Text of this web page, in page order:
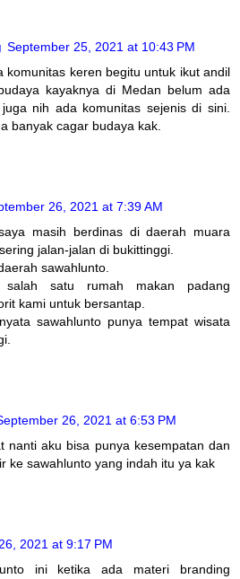
September 25, 2021 at 10:43 PM
komunitas keren begitu untuk ikut andil
kayaknya di Medan belum ada
nih ada komunitas sejenis di sini.
banyak cagar budaya kak.
26, 2021 at 7:39 AM
masih berdinas di daerah muara
jalan-jalan di bukittinggi.
sawahlunto.
satu rumah makan padang
kami untuk bersantap.
sawahlunto punya tempat wisata
26, 2021 at 6:53 PM
nanti aku bisa punya kesempatan dan
ke sawahlunto yang indah itu ya kak
2021 at 9:17 PM
ini ketika ada materi branding